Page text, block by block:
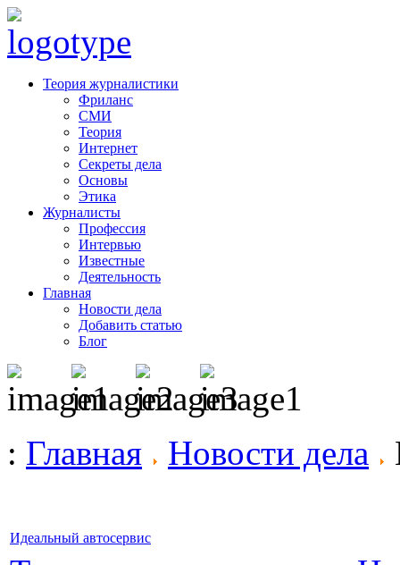
Теория журналистики
Фриланс
СМИ
Теория
Интернет
Секреты дела
Основы
Этика
Журналисты
Профессия
Интервью
Известные
Деятельность
Главная
Новости дела
Добавить статью
Блог
: Главная Новости дела
Идеальный автосервис